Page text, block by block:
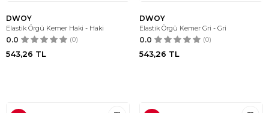
DWOY
Elastik Örgü Kemer Haki - Haki
0.0 (0)
543,26 TL
DWOY
Elastik Örgü Kemer Gri - Gri
0.0 (0)
543,26 TL